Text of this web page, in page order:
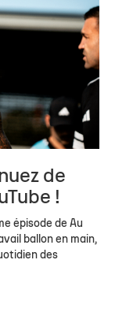
de
!
épisode de Au
ballon en main,
des